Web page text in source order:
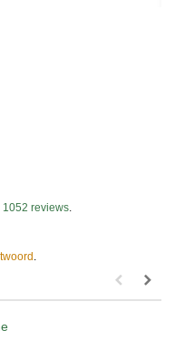
1052 reviews.
.